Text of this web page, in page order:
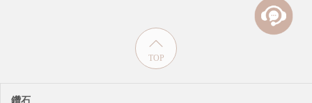
TOP
鑽石